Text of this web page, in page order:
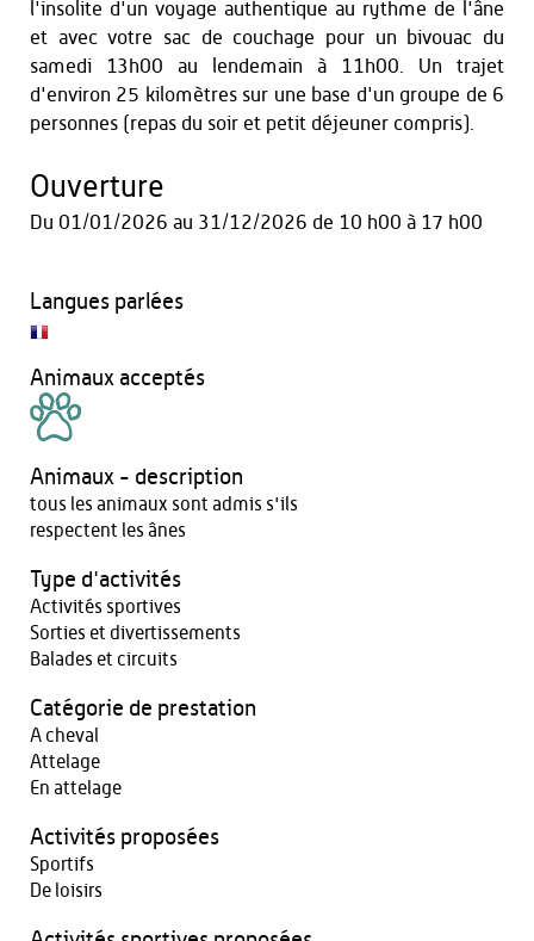
l'insolite d'un voyage authentique au rythme de l'âne
et avec votre sac de couchage pour un bivouac du
samedi 13h00 au lendemain à 11h00. Un trajet
d'environ 25 kilomètres sur une base d'un groupe de 6
personnes (repas du soir et petit déjeuner compris).
Ouverture
Du 01/01/2026 au 31/12/2026 de 10 h00 à 17 h00
Langues parlées
Animaux acceptés
Animaux - description
tous les animaux sont admis s'ils
respectent les ânes
Type d'activités
Activités sportives
Sorties et divertissements
Balades et circuits
Catégorie de prestation
A cheval
Attelage
En attelage
Activités proposées
Sportifs
De loisirs